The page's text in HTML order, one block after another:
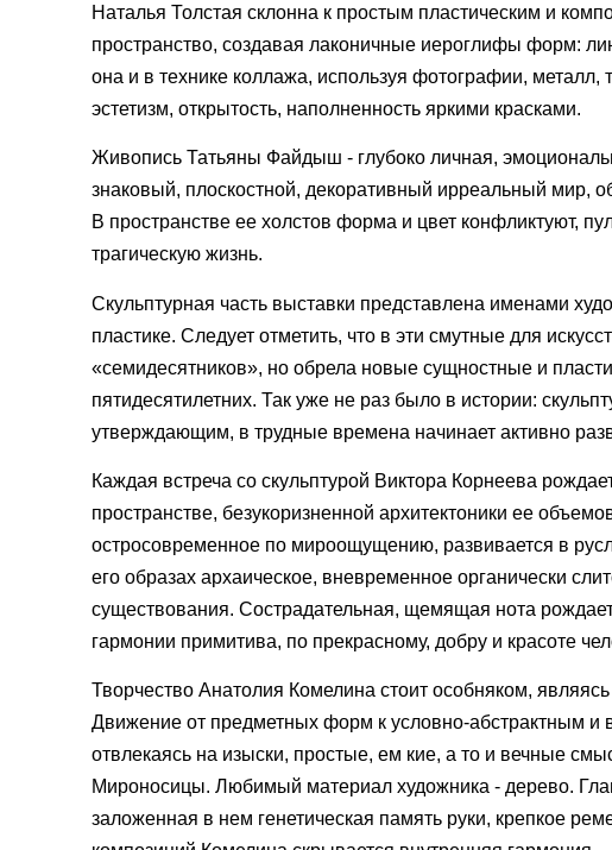
Наталья Толстая склонна к простым пластическим и
пространство, создавая лаконичные иероглифы форм:
она и в технике коллажа, используя фотографии,
эстетизм, открытость, наполненность яркими красками.
Живопись Татьяны Файдыш - глубоко личная,
знаковый, плоскостной, декоративный ирреальный мир,
В пространстве ее холстов форма и цвет конфликтуют,
трагическую жизнь.
Скульптурная часть выставки представлена именами
пластике. Следует отметить, что в эти смутные для
«семидесятников», но обрела новые сущностные и
пятидесятилетних. Так уже не раз было в истории:
утверждающим, в трудные времена начинает активно
Каждая встреча со скульптурой Виктора Корнеева
пространстве, безукоризненной архитектоники ее
остросовременное по мироощущению, развивается в
его образах архаическое, вневременное органически
существования. Сострадательная, щемящая нота
гармонии примитива, по прекрасному, добру и красоте
Творчество Анатолия Комелина стоит особняком,
Движение от предметных форм к условно-абстрактным и
отвлекаясь на изыски, простые, ем кие, а то и вечные
Мироносицы. Любимый материал художника - дерево.
заложенная в нем генетическая память руки, крепкое